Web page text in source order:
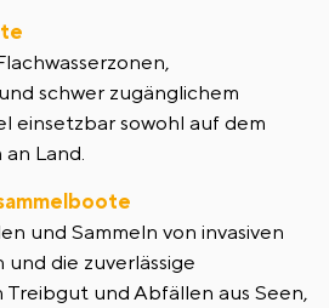
schwer zugänglichem
einsetzbar sowohl auf dem
an Land.
und Sammeln von invasiven
die zuverlässige
Treibgut und Abfällen aus Seen,